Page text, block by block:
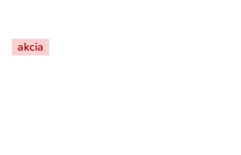
akcia